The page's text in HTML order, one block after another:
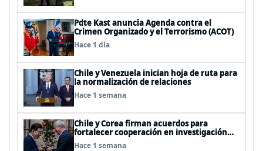
Pdte Kast anuncia Agenda contra el
Crimen Organizado y el Terrorismo (ACOT)
Hace 1 día
Chile y Venezuela inician hoja de ruta para
la normalización de relaciones
Hace 1 semana
Chile y Corea firman acuerdos para
fortalecer cooperación en investigación
antártica, minería, seguridad
Hace 1 semana